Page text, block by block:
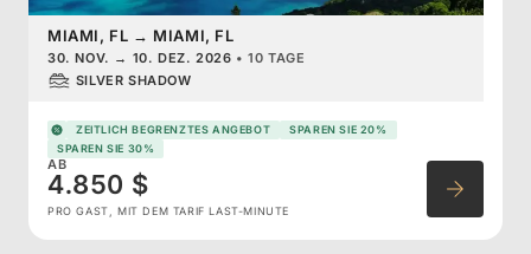
MIAMI, FL → MIAMI, FL
30. NOV. → 10. DEZ. 2026 •10 TAGE
SILVER SHADOW
ZEITLICH BEGRENZTES ANGEBOT
SPAREN SIE 20%
SPAREN SIE 30%
AB
4.850 $
PRO GAST, MIT DEM TARIF LAST-MINUTE